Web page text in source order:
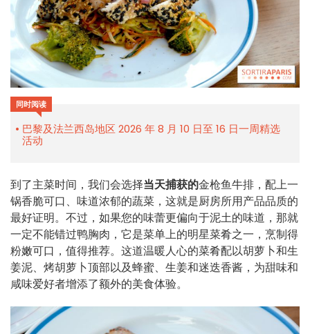
同时阅读
巴黎及法兰西岛地区 2026 年 8 月 10 日至 16 日一周精选
活动
到了主菜时间，我们会选择当天捕获的金枪鱼牛排，配上一
锅香脆可口、味道浓郁的蔬菜，这就是厨房所用产品品质的
最好证明。不过，如果您的味蕾更偏向于泥土的味道，那就
一定不能错过鸭胸肉，它是菜单上的明星菜肴之一，烹制得
粉嫩可口，值得推荐。这道温暖人心的菜肴配以胡萝卜和生
姜泥、烤胡萝卜顶部以及蜂蜜、生姜和迷迭香酱，为甜味和
咸味爱好者增添了额外的美食体验。